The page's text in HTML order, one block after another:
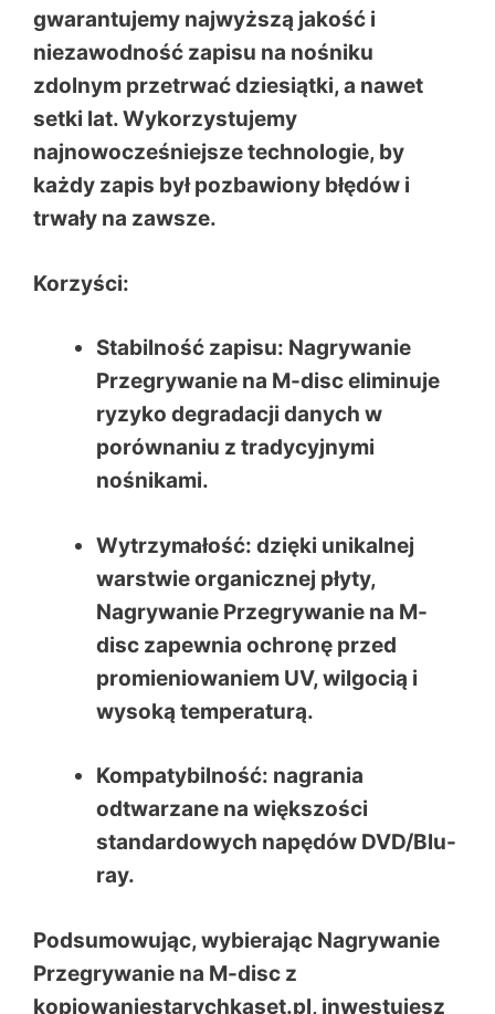
gwarantujemy najwyższą jakość i
niezawodność zapisu na nośniku
zdolnym przetrwać dziesiątki, a nawet
setki lat. Wykorzystujemy
najnowocześniejsze technologie, by
każdy zapis był pozbawiony błędów i
trwały na zawsze.
Korzyści:
Stabilność zapisu: Nagrywanie
Przegrywanie na M-disc eliminuje
ryzyko degradacji danych w
porównaniu z tradycyjnymi
nośnikami.
Wytrzymałość: dzięki unikalnej
warstwie organicznej płyty,
Nagrywanie Przegrywanie na M-
disc zapewnia ochronę przed
promieniowaniem UV, wilgocią i
wysoką temperaturą.
Kompatybilność: nagrania
odtwarzane na większości
standardowych napędów DVD/Blu-
ray.
Podsumowując, wybierając Nagrywanie
Przegrywanie na M-disc z
kopiowaniestarychkaset.pl, inwestujesz